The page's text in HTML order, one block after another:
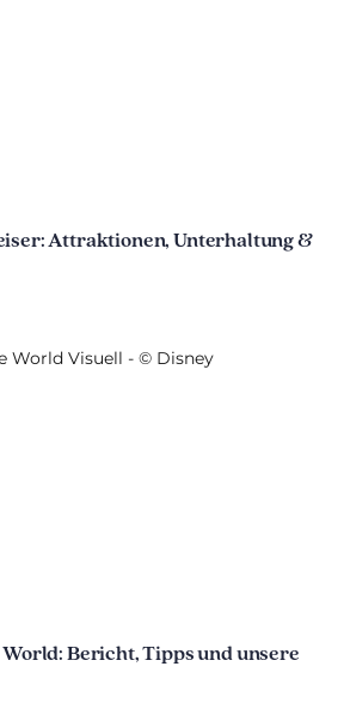
Attraktionen, Unterhaltung &
Bericht, Tipps und unsere